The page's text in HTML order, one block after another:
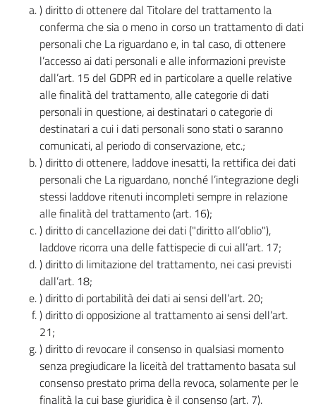
) diritto di ottenere dal Titolare del trattamento la
conferma che sia o meno in corso un trattamento di dati
personali che La riguardano e, in tal caso, di ottenere
l’accesso ai dati personali e alle informazioni previste
dall’art. 15 del GDPR ed in particolare a quelle relative
alle finalità del trattamento, alle categorie di dati
personali in questione, ai destinatari o categorie di
destinatari a cui i dati personali sono stati o saranno
comunicati, al periodo di conservazione, etc.;
) diritto di ottenere, laddove inesatti, la rettifica dei dati
personali che La riguardano, nonché l’integrazione degli
stessi laddove ritenuti incompleti sempre in relazione
alle finalità del trattamento (art. 16);
) diritto di cancellazione dei dati ("diritto all’oblio"),
laddove ricorra una delle fattispecie di cui all’art. 17;
) diritto di limitazione del trattamento, nei casi previsti
dall’art. 18;
) diritto di portabilità dei dati ai sensi dell’art. 20;
) diritto di opposizione al trattamento ai sensi dell’art.
21;
) diritto di revocare il consenso in qualsiasi momento
senza pregiudicare la liceità del trattamento basata sul
consenso prestato prima della revoca, solamente per le
finalità la cui base giuridica è il consenso (art. 7).